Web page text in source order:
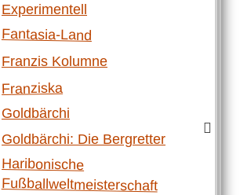
Experimentell
Fantasia-Land
Franzis Kolumne
Franziska
Goldbärchi
Goldbärchi: Die Bergretter
Haribonische
Fußballweltmeisterschaft